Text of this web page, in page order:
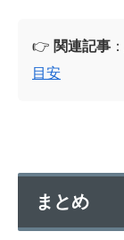
👉 関連記事 ：
目安
まとめ